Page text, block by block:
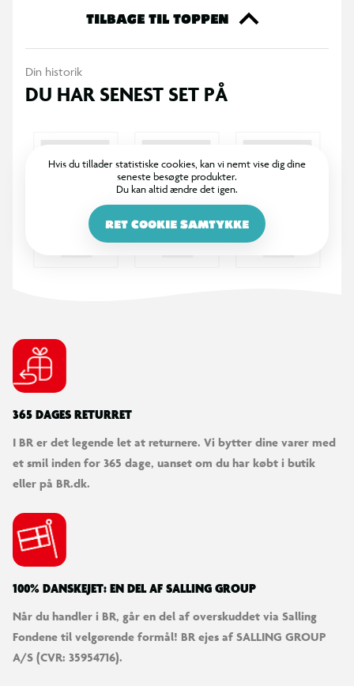
Velegnet til tegninger, noter og dagbog
Passer til skole og fritid
Perfekt til kreative børn
TILBAGE TIL TOPPEN
Din historik
DU HAR SENEST SET PÅ
Hvis du tillader statistiske cookies, kan vi nemt vise dig dine
seneste besøgte produkter.
Du kan altid ændre det igen.
RET COOKIE SAMTYKKE
365 DAGES RETURRET
I BR er det legende let at returnere. Vi bytter dine varer med
et smil inden for 365 dage, uanset om du har købt i butik
eller på BR.dk.
100% DANSKEJET: EN DEL AF SALLING GROUP
Når du handler i BR, går en del af overskuddet via Salling
Fondene til velgørende formål! BR ejes af SALLING GROUP
A/S (CVR: 35954716).